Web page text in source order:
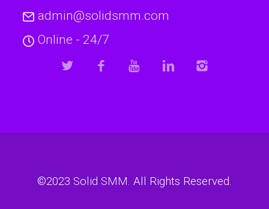
admin@solidsmm.com
Online - 24/7
©2023 Solid SMM. All Rights Reserved.